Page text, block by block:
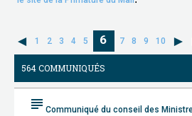
1 2 3 4 5 6 7 8 9 10
564 COMMUNIQUÉS
subject Communiqué du conseil des